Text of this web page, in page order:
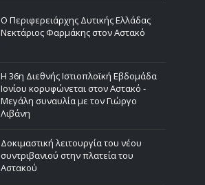
Ο Περιφερειάρχης Δυτικής Ελλάδας
Νεκτάριος Φαρμάκης στον Αστακό
Η 36η Διεθνής Ιστιοπλοϊκή Εβδομάδα
Ιονίου κορυφώνεται στον Αστακό -
Μεγάλη συναυλία με τον Γιώργο
Λιβάνη
Δοκιμαστική λειτουργία του νέου
συντριβανιού στην πλατεία του
Αστακού